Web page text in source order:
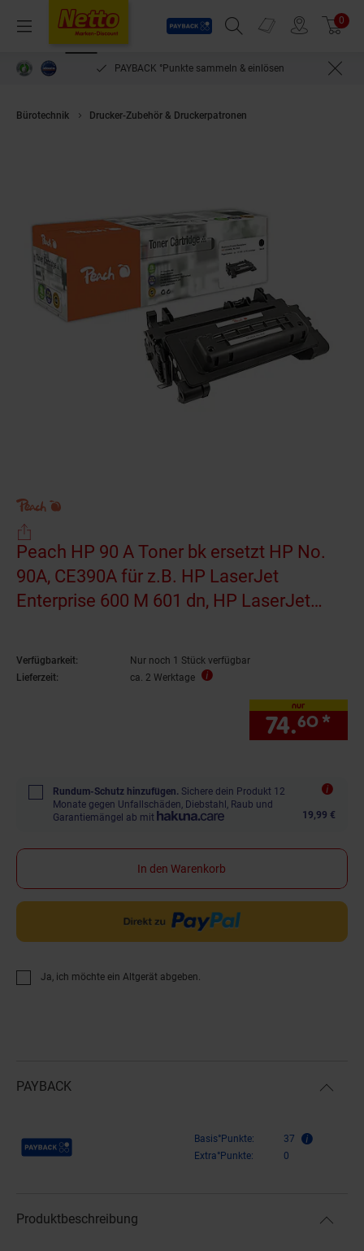
Menü
Payback
Suchfeld einblenden
Prospekte 0
PAYBACK °Punkte sammeln & einlösen
Bürotechnik Drucker-Zubehör & Druckerpatronen
Peach HP 90 A Toner bk ersetzt HP No.
90A, CE390A für z.B. HP LaserJet
Enterprise 600 M 601 dn, HP LaserJet
Verfügbarkeit:
Nur noch 1 Stück verfügbar
Lieferzeit:
ca. 2 Werktage
nur
74.60 *
Rundum-Schutz hinzufügen. Sichere dein Produkt 12
Monate gegen Unfallschäden, Diebstahl, Raub und
Garantiemängel ab mit
19,99 €
In den Warenkorb
Ja, ich möchte ein Altgerät abgeben.
PAYBACK
Payback Punkte Basis°Punkte:
37
Extra°Punkte:
0
Produktbeschreibung